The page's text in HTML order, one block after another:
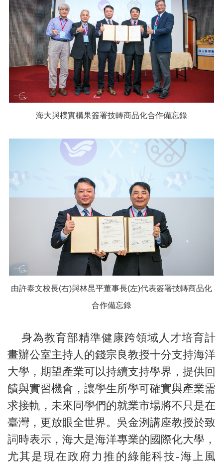
海大與樸實構果簽署技轉商品化合作備忘錄
由許泰文校長(右)與林昆平董事長(左)代表簽署技轉商品化
合作備忘錄
身為教育部精準健康跨領域人才培育計
畫辦公室主持人的錢宗良教授十分支持海洋
大學，期望產業可以持續支持學界，提供回
饋與實習機會，讓學生所學可確實與產業需
求接軌，未來同學們的就業市場將不只是在
臺灣，更放眼全世界。吳金洌講座教授於致
詞時表示，海大是海洋專業的國際化大學，
尤其是現在政府力推的綠能科技-海上風